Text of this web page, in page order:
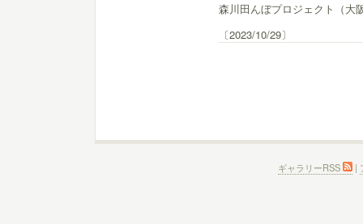
森川田んぼプロジェクト（大
〔2023/10/29〕
ギャラリーRSS |